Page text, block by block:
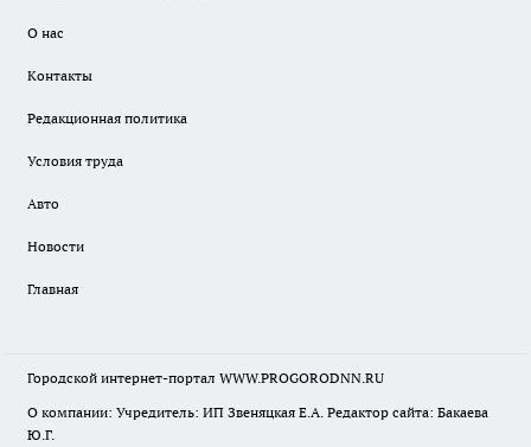
О нас
Контакты
Редакционная политика
Условия труда
Авто
Новости
Главная
Городской интернет-портал WWW.PROGORODNN.RU
О компании: Учредитель: ИП Звеняцкая Е.А. Редактор сайта: Бакаева
Ю.Г.